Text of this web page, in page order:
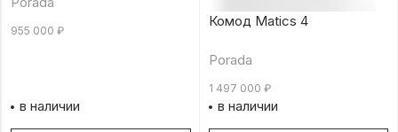
955 000 ₽
в наличии
Комод Matics 4
Porada
1 497 000 ₽
в наличии